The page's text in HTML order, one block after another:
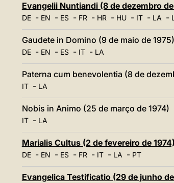
Evangelii Nuntiandi (8 de dezembro
DE- EN - ES- FR- HR- HU- IT- LA-
Gaudete in Domino (9 de maio de 1975)
DE- EN - ES- IT- LA
Paterna cum benevolentia (8 de
IT- LA
Nobis in Animo (25 de março de 1974)
IT- LA
Marialis Cultus (2 de fevereiro de 1974)
DE- EN - ES- FR- IT- LA- PT
Evangelica Testificatio (29 de junho de